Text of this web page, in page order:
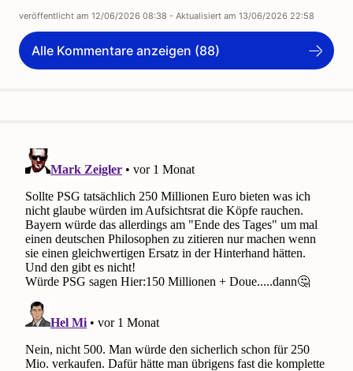
veröffentlicht am 12/06/2026 08:38 - Aktualisiert am 13/06/2026 22:58
Alle Kommentare anzeigen (88)